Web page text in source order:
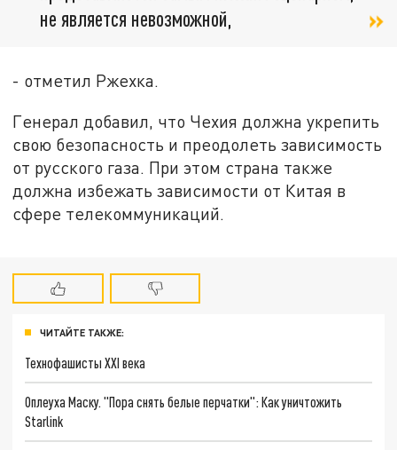
не является невозможной,
- отметил Ржехка.
Генерал добавил, что Чехия должна укрепить
свою безопасность и преодолеть зависимость
от русского газа. При этом страна также
должна избежать зависимости от Китая в
сфере телекоммуникаций.
ЧИТАЙТЕ ТАКЖЕ:
Технофашисты XXI века
Оплеуха Маску. "Пора снять белые перчатки": Как уничтожить
Starlink